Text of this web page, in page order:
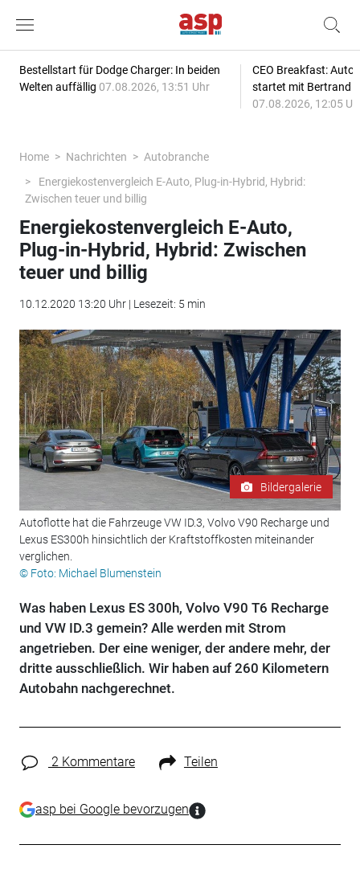
Bestellstart für Dodge Charger: In beiden
Welten auffällig 07.08.2026, 13:51 Uhr
CEO Breakfast:
startet mit Bertrand
07.08.2026, 12:05
Home Nachrichten
Autobranche
Energiekostenvergleich E-Auto, Plug-in-Hybrid, Hybrid:
Zwischen teuer und billig
Energiekostenvergleich E-Auto,
Plug-in-Hybrid, Hybrid: Zwischen
teuer und billig
10.12.2020 13:20 Uhr | Lesezeit: 5 min
Bildergalerie
Autoflotte hat die Fahrzeuge VW ID.3, Volvo V90 Recharge und
Lexus ES300h hinsichtlich der Kraftstoffkosten miteinander
verglichen.
© Foto: Michael Blumenstein
Was haben Lexus ES 300h, Volvo V90 T6 Recharge
und VW ID.3 gemein? Alle werden mit Strom
angetrieben. Der eine weniger, der andere mehr, der
dritte ausschließlich. Wir haben auf 260 Kilometern
Autobahn nachgerechnet.
2 Kommentare Teilen
asp bei Google bevorzugen